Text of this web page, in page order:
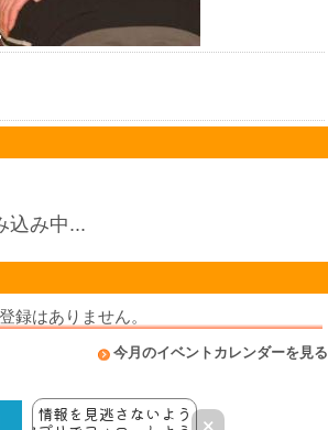
込み中...
録はありません。
今月のイベントカレンダーを見る